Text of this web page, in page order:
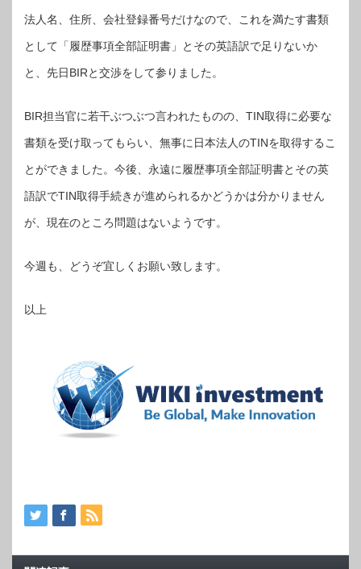
法人名、住所、会社登録番号だけなので、これを満たす書類
として「履歴事項全部証明書」とその英語訳で足りないか
と、先日BIRと交渉をして参りました。
BIR担当官に若干ぶつぶつ言われたものの、TIN取得に必要な
書類を受け取ってもらい、無事に日本法人のTINを取得するこ
とができました。今後、永遠に履歴事項全部証明書とその英
語訳でTIN取得手続きが進められるかどうかは分かりません
が、現在のところ問題はないようです。
今週も、どうぞ宜しくお願い致します。
以上